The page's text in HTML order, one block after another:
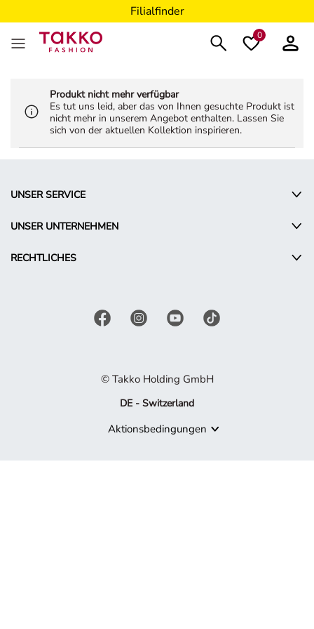
Filialfinder
0
Produkt nicht mehr verfügbar
Es tut uns leid, aber das von Ihnen gesuchte Produkt ist
nicht mehr in unserem Angebot enthalten. Lassen Sie
sich von der aktuellen Kollektion inspirieren.
UNSER SERVICE
UNSER UNTERNEHMEN
RECHTLICHES
© Takko Holding GmbH
DE - Switzerland
Aktionsbedingungen